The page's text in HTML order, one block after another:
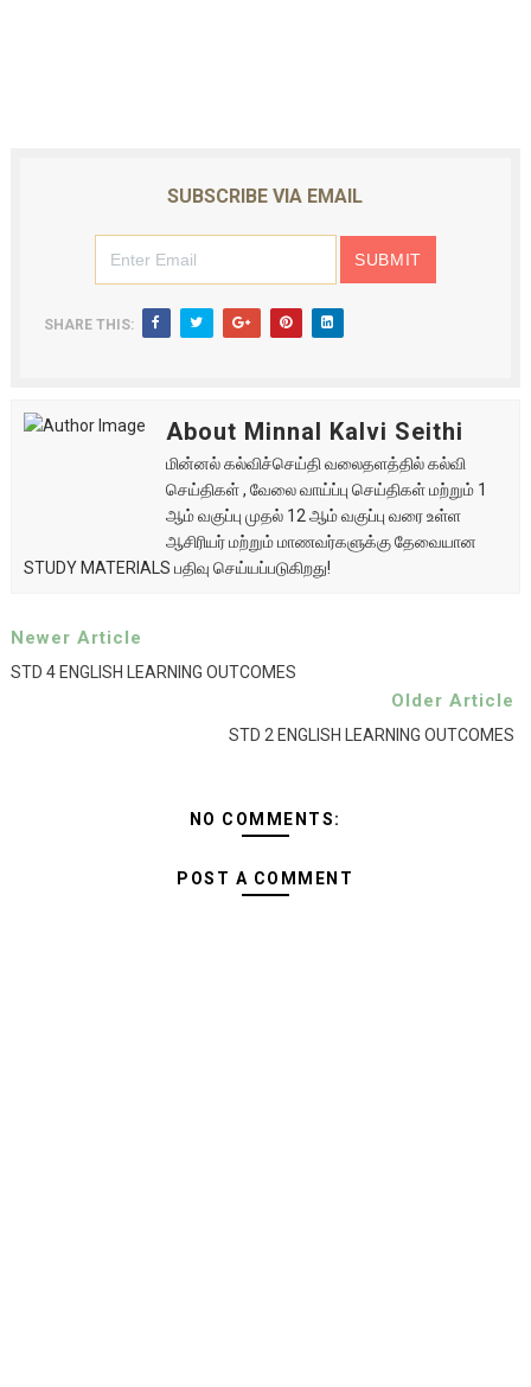
SUBSCRIBE VIA EMAIL
SHARE THIS:
About Minnal Kalvi Seithi
மின்னல் கல்விச்செய்தி வலைதளத்தில் கல்வி
செய்திகள் , வேலை வாய்ப்பு செய்திகள் மற்றும் 1
ஆம் வகுப்பு முதல் 12 ஆம் வகுப்பு வரை உள்ள
ஆசிரியர் மற்றும் மாணவர்களுக்கு தேவையான
STUDY MATERIALS பதிவு செய்யப்படுகிறது!
Newer Article
STD 4 ENGLISH LEARNING OUTCOMES
Older Article
STD 2 ENGLISH LEARNING OUTCOMES
NO COMMENTS:
POST A COMMENT